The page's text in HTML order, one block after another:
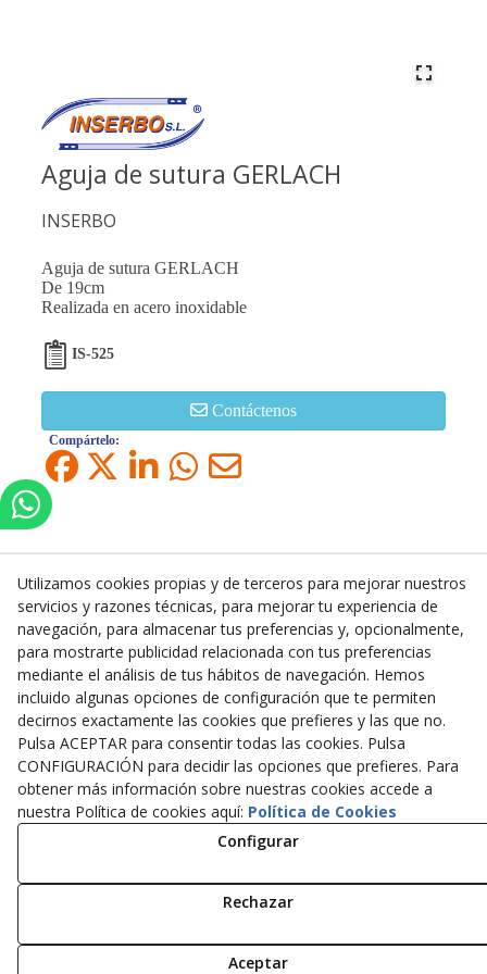
Aguja de sutura GERLACH
INSERBO
Aguja de sutura GERLACH
De 19cm
Realizada en acero inoxidable
IS-525
Contáctenos
Compártelo:
Inserbo, S.L.
Pol. Industrial Torrefarrera C/. Ponent, 3
25123 Torrefarrera( Lleida)España
+34 973 75 03 13
+34 973 75 17 72
inserbo@inserbo.com
Aviso Legal
Política de Privacidad
© 08/2026 Inserbo, S.L. - Todos los derechos reservados.
Utilizamos cookies propias y de terceros para mejorar nuestros
servicios y razones técnicas, para mejorar tu experiencia de
navegación, para almacenar tus preferencias y, opcionalmente,
para mostrarte publicidad relacionada con tus preferencias
mediante el análisis de tus hábitos de navegación. Hemos
incluido algunas opciones de configuración que te permiten
decirnos exactamente las cookies que prefieres y las que no.
Pulsa ACEPTAR para consentir todas las cookies. Pulsa
CONFIGURACIÓN para decidir las opciones que prefieres. Para
obtener más información sobre nuestras cookies accede a
nuestra Política de cookies aquí: Política de Cookies
Configurar
Rechazar
Aceptar